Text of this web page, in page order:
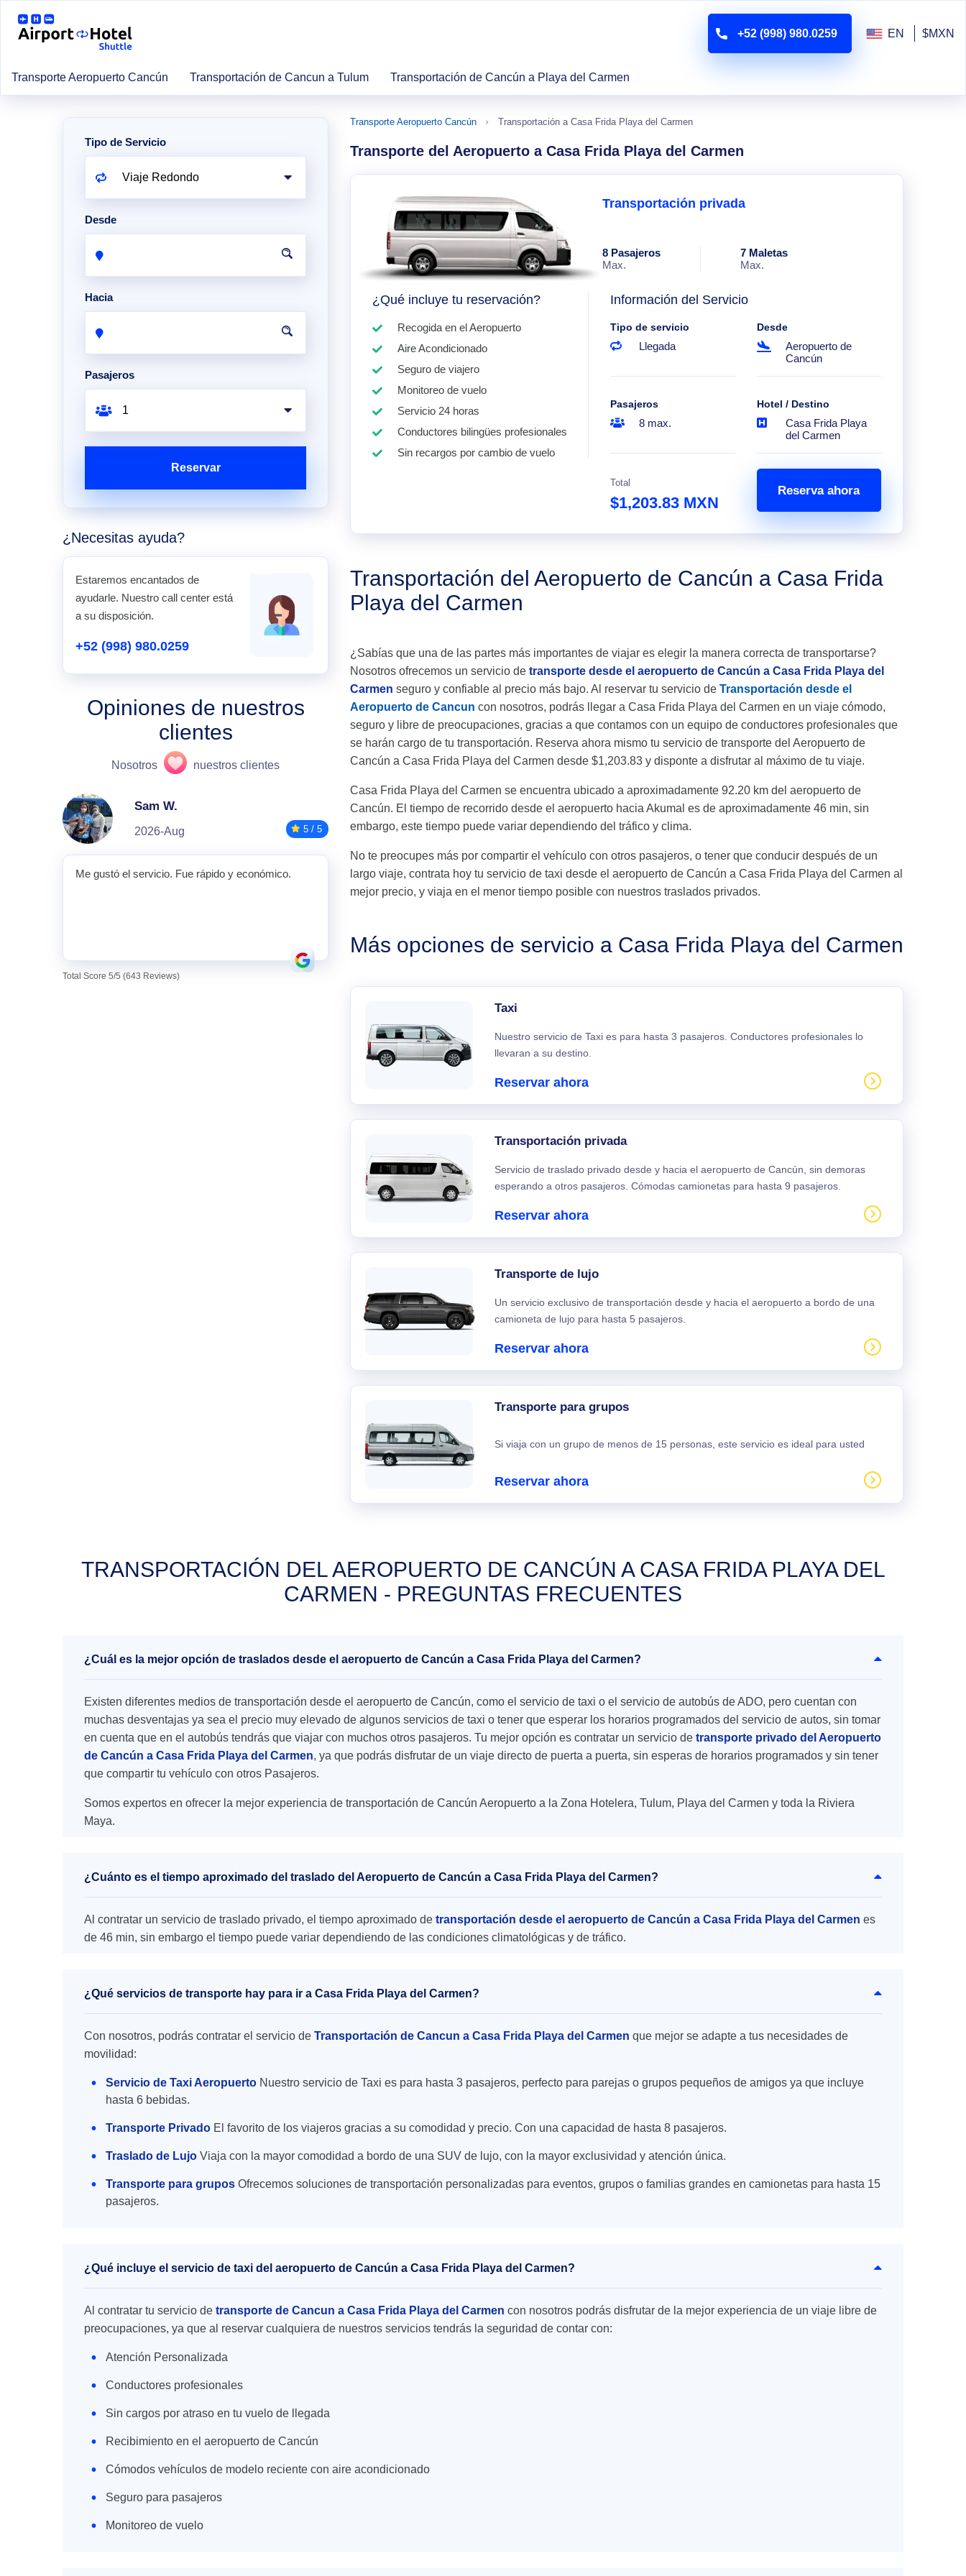
Transporte Aeropuerto Cancún Transportación de Cancun a Tulum Transportación de Cancún a Playa del Carmen
+52 (998) 980.0259 EN $MXN
Transporte Aeropuerto Cancún Transportación a Casa Frida Playa del Carmen
Transporte del Aeropuerto a Casa Frida Playa del Carmen
Transportación privada
8 Pasajeros
Max.
7 Maletas
Max.
¿Qué incluye tu reservación?
Recogida en el Aeropuerto
Aire Acondicionado
Seguro de viajero
Monitoreo de vuelo
Servicio 24 horas
Conductores bilingües profesionales
Sin recargos por cambio de vuelo
Información del Servicio
Tipo de servicio
Llegada
Desde
Aeropuerto de
Cancún
Pasajeros
8 max.
Hotel / Destino
Casa Frida Playa
del Carmen
Total
$1,203.83 MXN
Reserva ahora
Transportación del Aeropuerto de Cancún a Casa Frida
Playa del Carmen
¿Sabías que una de las partes más importantes de viajar es elegir la manera correcta de transportarse?
Nosotros ofrecemos un servicio de transporte desde el aeropuerto de Cancún a Casa Frida Playa del
Carmen seguro y confiable al precio más bajo. Al reservar tu servicio de Transportación desde el
Aeropuerto de Cancun con nosotros, podrás llegar a Casa Frida Playa del Carmen en un viaje cómodo,
seguro y libre de preocupaciones, gracias a que contamos con un equipo de conductores profesionales que
se harán cargo de tu transportación. Reserva ahora mismo tu servicio de transporte del Aeropuerto de
Cancún a Casa Frida Playa del Carmen desde $1,203.83 y disponte a disfrutar al máximo de tu viaje.
Casa Frida Playa del Carmen se encuentra ubicado a aproximadamente 92.20 km del aeropuerto de
Cancún. El tiempo de recorrido desde el aeropuerto hacia Akumal es de aproximadamente 46 min, sin
embargo, este tiempo puede variar dependiendo del tráfico y clima.
No te preocupes más por compartir el vehículo con otros pasajeros, o tener que conducir después de un
largo viaje, contrata hoy tu servicio de taxi desde el aeropuerto de Cancún a Casa Frida Playa del Carmen al
mejor precio, y viaja en el menor tiempo posible con nuestros traslados privados.
Más opciones de servicio a Casa Frida Playa del Carmen
Taxi
Nuestro servicio de Taxi es para hasta 3 pasajeros. Conductores profesionales lo
llevaran a su destino.
Reservar ahora
Transportación privada
Servicio de traslado privado desde y hacia el aeropuerto de Cancún, sin demoras
esperando a otros pasajeros. Cómodas camionetas para hasta 9 pasajeros.
Reservar ahora
Transporte de lujo
Un servicio exclusivo de transportación desde y hacia el aeropuerto a bordo de una
camioneta de lujo para hasta 5 pasajeros.
Reservar ahora
Transporte para grupos
Si viaja con un grupo de menos de 15 personas, este servicio es ideal para usted
Reservar ahora
Tipo de Servicio
Desde
Hacia
Pasajeros
Reservar
¿Necesitas ayuda?
Estaremos encantados de
ayudarle. Nuestro call center está
a su disposición.
+52 (998) 980.0259
Opiniones de nuestros
clientes
Nosotros nuestros clientes
Sam W.
2026-Aug 5 / 5
Me gustó el servicio. Fue rápido y económico.
Total Score 5/5 (643 Reviews)
TRANSPORTACIÓN DEL AEROPUERTO DE CANCÚN A CASA FRIDA PLAYA DEL
CARMEN - PREGUNTAS FRECUENTES
¿Cuál es la mejor opción de traslados desde el aeropuerto de Cancún a Casa Frida Playa del Carmen?
Existen diferentes medios de transportación desde el aeropuerto de Cancún, como el servicio de taxi o el servicio de autobús de ADO, pero cuentan con
muchas desventajas ya sea el precio muy elevado de algunos servicios de taxi o tener que esperar los horarios programados del servicio de autos, sin tomar
en cuenta que en el autobús tendrás que viajar con muchos otros pasajeros. Tu mejor opción es contratar un servicio de transporte privado del Aeropuerto
de Cancún a Casa Frida Playa del Carmen, ya que podrás disfrutar de un viaje directo de puerta a puerta, sin esperas de horarios programados y sin tener
que compartir tu vehículo con otros Pasajeros.
Somos expertos en ofrecer la mejor experiencia de transportación de Cancún Aeropuerto a la Zona Hotelera, Tulum, Playa del Carmen y toda la Riviera
Maya.
¿Cuánto es el tiempo aproximado del traslado del Aeropuerto de Cancún a Casa Frida Playa del Carmen?
Al contratar un servicio de traslado privado, el tiempo aproximado de transportación desde el aeropuerto de Cancún a Casa Frida Playa del Carmen es
de 46 min, sin embargo el tiempo puede variar dependiendo de las condiciones climatológicas y de tráfico.
¿Qué servicios de transporte hay para ir a Casa Frida Playa del Carmen?
Con nosotros, podrás contratar el servicio de Transportación de Cancun a Casa Frida Playa del Carmen que mejor se adapte a tus necesidades de
movilidad:
Servicio de Taxi Aeropuerto Nuestro servicio de Taxi es para hasta 3 pasajeros, perfecto para parejas o grupos pequeños de amigos ya que incluye
hasta 6 bebidas.
Transporte Privado El favorito de los viajeros gracias a su comodidad y precio. Con una capacidad de hasta 8 pasajeros.
Traslado de Lujo Viaja con la mayor comodidad a bordo de una SUV de lujo, con la mayor exclusividad y atención única.
Transporte para grupos Ofrecemos soluciones de transportación personalizadas para eventos, grupos o familias grandes en camionetas para hasta 15
pasajeros.
¿Qué incluye el servicio de taxi del aeropuerto de Cancún a Casa Frida Playa del Carmen?
Al contratar tu servicio de transporte de Cancun a Casa Frida Playa del Carmen con nosotros podrás disfrutar de la mejor experiencia de un viaje libre de
preocupaciones, ya que al reservar cualquiera de nuestros servicios tendrás la seguridad de contar con:
Atención Personalizada
Conductores profesionales
Sin cargos por atraso en tu vuelo de llegada
Recibimiento en el aeropuerto de Cancún
Cómodos vehículos de modelo reciente con aire acondicionado
Seguro para pasajeros
Monitoreo de vuelo